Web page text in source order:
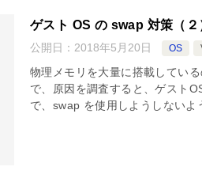
ゲスト OS の swap 対策（２
公開日： 2018年5月20日 OS
物理メモリを大量に搭載してい
で、原因を調査すると、ゲスト
で、swap を使用しようしない